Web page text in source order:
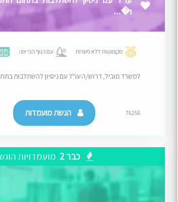
ו�...
מקצוענות ללא פשרות עם הנוף הכי יפה
למשרד מוביל, דרוש/ה עו"ד עם ניסיון להשתלבות בתחום
76256 הגשת מועמדות
כבר 2 מועמדויות